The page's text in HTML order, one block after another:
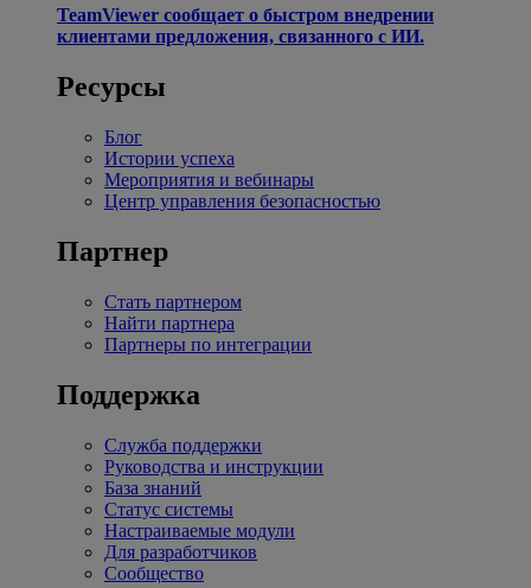
TeamViewer сообщает о быстром внедрении
клиентами предложения, связанного с ИИ.
Ресурсы
Блог
Истории успеха
Мероприятия и вебинары
Центр управления безопасностью
Партнер
Стать партнером
Найти партнера
Партнеры по интеграции
Поддержка
Служба поддержки
Руководства и инструкции
База знаний
Статус системы
Настраиваемые модули
Для разработчиков
Сообщество